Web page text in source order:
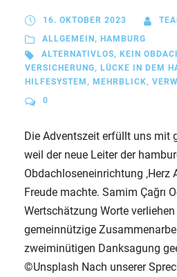
16. OKTOBER 2023
ALLGEMEIN , HAMBURG
ALTERNATIVLOS, KEIN
VERSICHERUNG, LÜCKE IN DEM
HILFESYSTEM , MEHRBLICK,
0
Die Adventszeit erfüllt uns mit
weil der neue Leiter der
Obdachloseneinrichtung ‚Herz
Freude machte. Samim Çağrı
Wertschätzung Worte
gemeinnützige
zweiminütigen Danksagung
©Unsplash Nach unserer